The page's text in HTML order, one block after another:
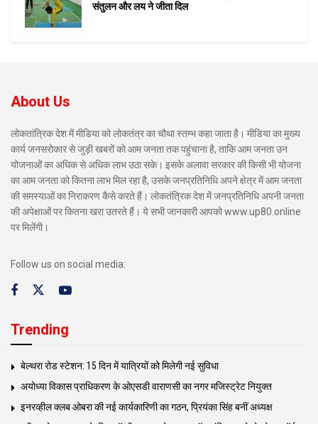
संतुलन और लय ने जीता दिल
About Us
लोकतांत्रिक देश में मीडिया को लोकतंत्र का चौथा स्तम्भ कहा जाता है। मीडिया का मुख्य
कार्य जनसरोकार से जुड़ी खबरों को आम जनता तक पहुंचाना है, ताकि आम जनता उन
योजनाओं का अधिक से अधिक लाभ उठा सके। इसके अलावा सरकार की किसी भी योजना
का आम जनता को कितना लाभ मिल रहा है, उसके जनप्रतिनिधि अपने क्षेत्र में आम जनता
की समस्याओं का निराकरण कैसे करते हैं। लोकतंत्रिक देश में जनप्रतिनिधि अपनी जनता
की अपेक्षाओं पर कितना खरा उतरते हैं। ये सभी जानकारी आपको www.up80.online
पर मिलेंगी।
Follow us on social media:
Trending
बेल्थरा रोड स्टेशन: 15 दिन में यात्रियों को मिलेगी नई सुविधा
अयोध्या विकास प्राधिकरण के ओएसडी वाराणसी का नगर मजिस्ट्रेट नियुक्त
इनरव्हील क्लब ओबरा की नई कार्यकारिणी का गठन, प्रियंका सिंह बनीं अध्यक्ष